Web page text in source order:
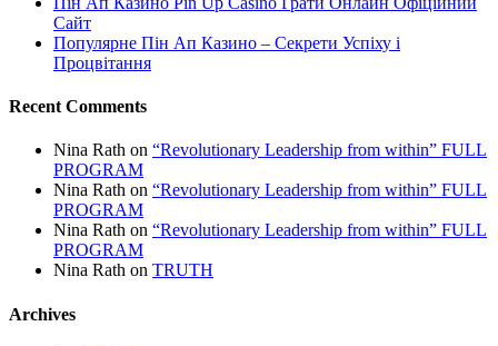
Сайт
Популярне Пін Ап Казино – Секрети Успіху і
Процвітання
Recent Comments
Nina Rath on “Revolutionary Leadership from within” FULL
PROGRAM
Nina Rath on “Revolutionary Leadership from within” FULL
PROGRAM
Nina Rath on “Revolutionary Leadership from within” FULL
PROGRAM
Nina Rath on TRUTH
Archives